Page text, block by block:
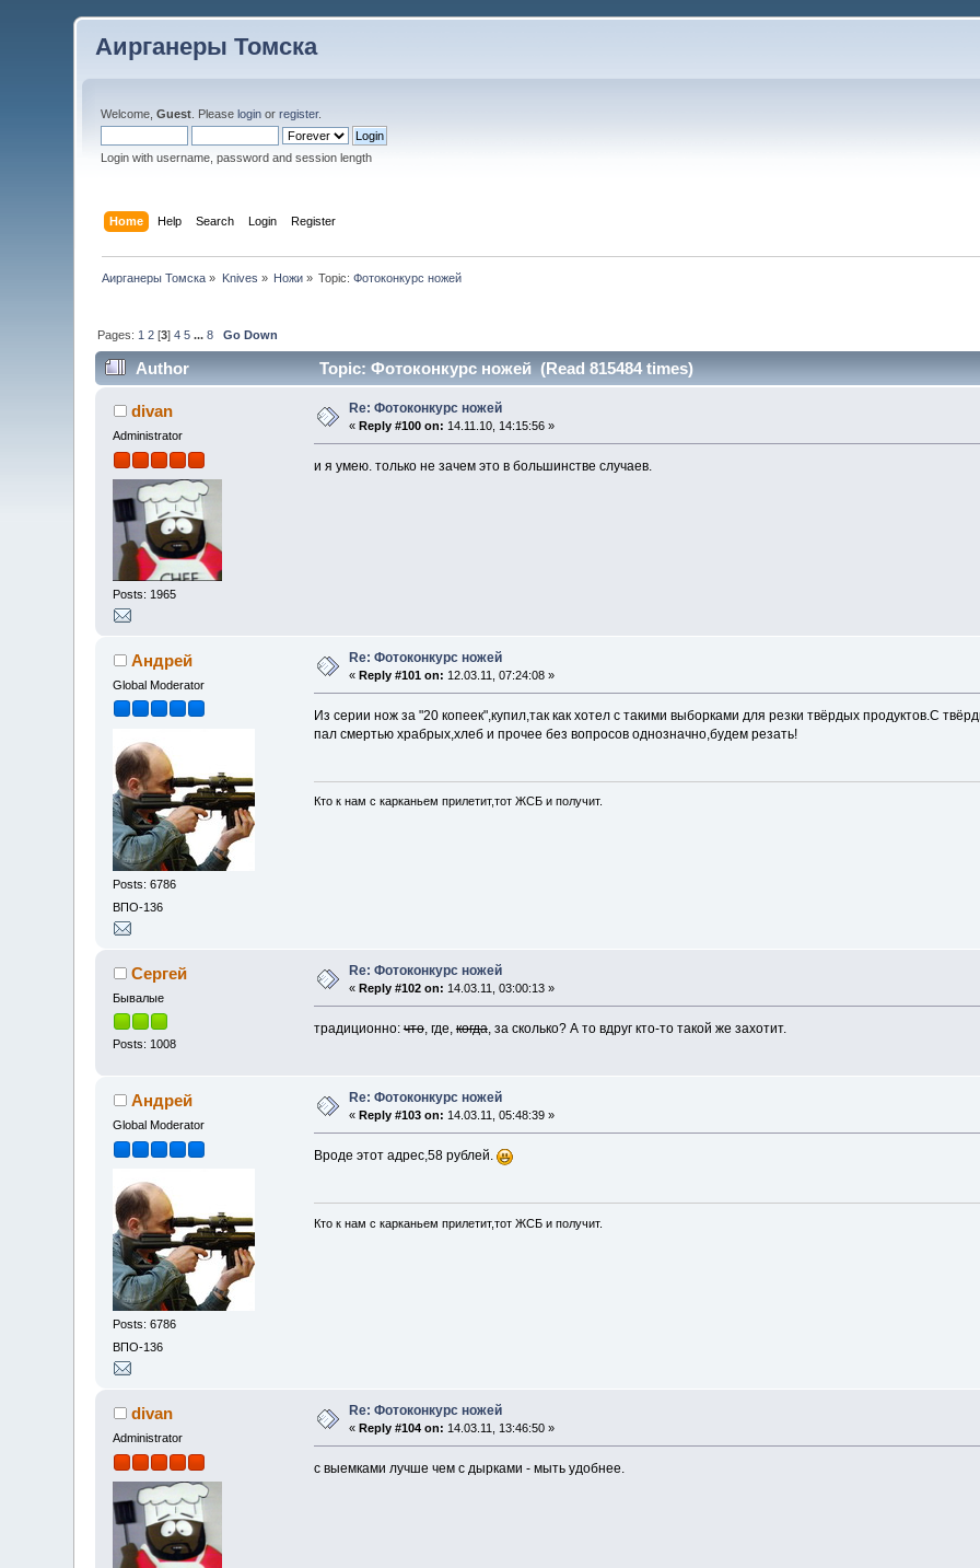
Аирганеры Томска
Welcome,Guest . Pleaselogin orregister.
Login with username, password and session length
Home Help Search Login Register
Аирганеры Томска » Knives » Ножи » Topic:Фотоконкурс ножей
Pages: 1 2 [3]4 5 ...8 Go Down
Author Topic: Фотоконкурс ножей (Read 815484 times)
divan
Administrator
Posts: 1965
Re: Фотоконкурс ножей
« Reply #100 on: 14.11.10, 14:15:56 »
и я умею. только не зачем это в большинстве случаев.
Андрей
Global Moderator
Posts: 6786
ВПО-136
Re: Фотоконкурс ножей
«Reply #101 on: 12.03.11, 07:24:08 »
Из серии нож за "20 копеек",купил,так как хотел с такими выборками для резки твёрдых продуктов.С
пал смертью храбрых,хлеб и прочее без вопросов однозначно,будем резать!
Кто к нам с карканьем прилетит,тот ЖСБ и получит.
Сергей
Бывалые
Posts: 1008
Re: Фотоконкурс ножей
«Reply #102 on: 14.03.11, 03:00:13 »
традиционно:что, где,когда, за сколько? А то вдруг кто-то такой же захотит.
Андрей
Global Moderator
Posts: 6786
ВПО-136
Re: Фотоконкурс ножей
« Reply #103 on: 14.03.11, 05:48:39 »
Вроде этот адрес,58 рублей.
Кто к нам с карканьем прилетит,тот ЖСБ и получит.
divan
Administrator
Re: Фотоконкурс ножей
« Reply #104 on: 14.03.11, 13:46:50 »
с выемками лучше чем с дырками - мыть удобнее.